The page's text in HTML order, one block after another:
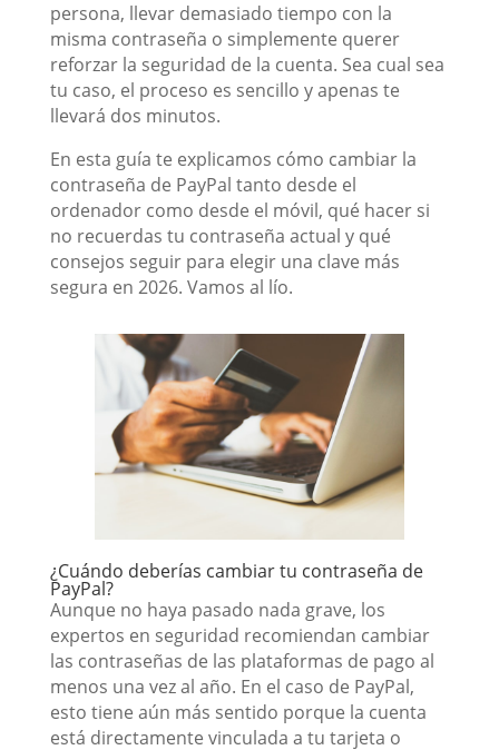
persona, llevar demasiado tiempo con la
misma contraseña o simplemente querer
reforzar la seguridad de la cuenta. Sea cual sea
tu caso, el proceso es sencillo y apenas te
llevará dos minutos.
En esta guía te explicamos cómo cambiar la
contraseña de PayPal tanto desde el
ordenador como desde el móvil, qué hacer si
no recuerdas tu contraseña actual y qué
consejos seguir para elegir una clave más
segura en 2026. Vamos al lío.
¿Cuándo deberías cambiar tu contraseña de
PayPal?
Aunque no haya pasado nada grave, los
expertos en seguridad recomiendan cambiar
las contraseñas de las plataformas de pago al
menos una vez al año. En el caso de PayPal,
esto tiene aún más sentido porque la cuenta
está directamente vinculada a tu tarjeta o